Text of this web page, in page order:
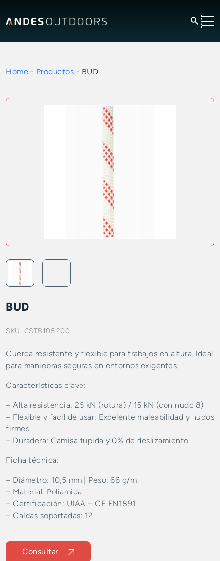
Home - Productos - BUD
BUD
SKU: CSTB105.200
Cuerda resistente y flexible para trabajos en altura. Ideal
para maniobras seguras en entornos exigentes.
Características clave:
– Alta resistencia: 25 kN (rotura) / 16 kN (con nudo 8)
– Flexible y fácil de usar: Excelente maleabilidad y nudos
firmes
– Duradera: Camisa tupida y 0% de deslizamiento
Ficha técnica:
– Diámetro: 10,5 mm | Peso: 66 g/m
– Material: Poliamida
– Certificación: UIAA – CE EN1891
– Caídas soportadas: 12
Consultar